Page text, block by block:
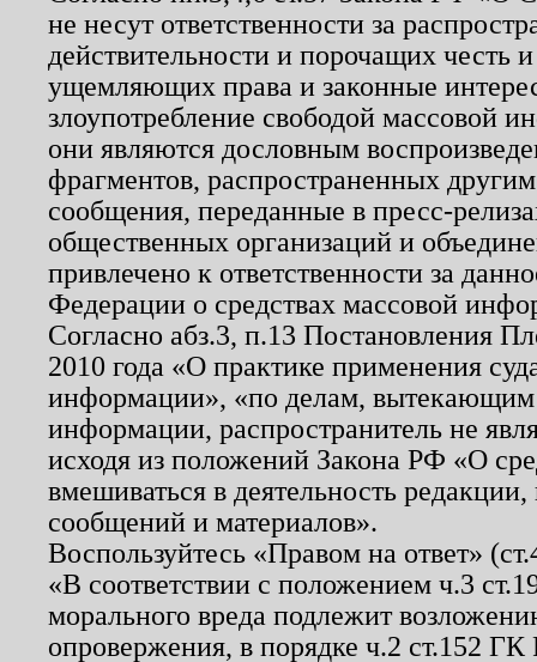
не несут ответственности за
действительности и порочащих честь
ущемляющих права и законные
злоупотребление свободой массовой
они являются дословным
фрагментов, распространенных
сообщения, переданные в пресс-
общественных организаций и
привлечено к ответственности за
Федерации о средствах массовой
Согласно абз.3, п.13 Постановления
2010 года «О практике применения
информации», «по делам, вытекающим
информации, распространитель не
исходя из положений Закона РФ «О
вмешиваться в деятельность
сообщений и материалов».
Воспользуйтесь «Правом на ответ»
«В соответствии с положением ч.3
морального вреда подлежит
опровержения, в порядке ч.2 ст.152